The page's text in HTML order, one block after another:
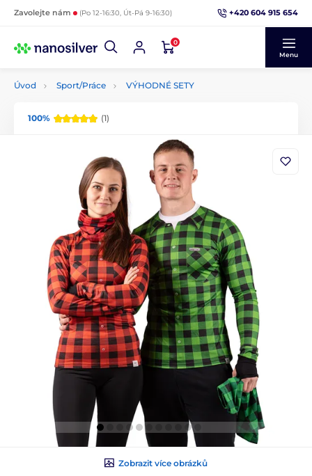
Zavolejte nám (Po 12-16:30, Út-Pá 9-16:30) +420 604 915 654
0
Menu
Úvod Sport/Práce VÝHODNÉ SETY
100% (1)
Zobrazit více obrázků